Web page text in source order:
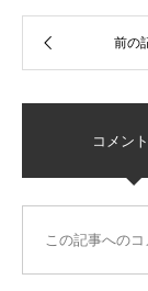
コメン
この記事へのコ